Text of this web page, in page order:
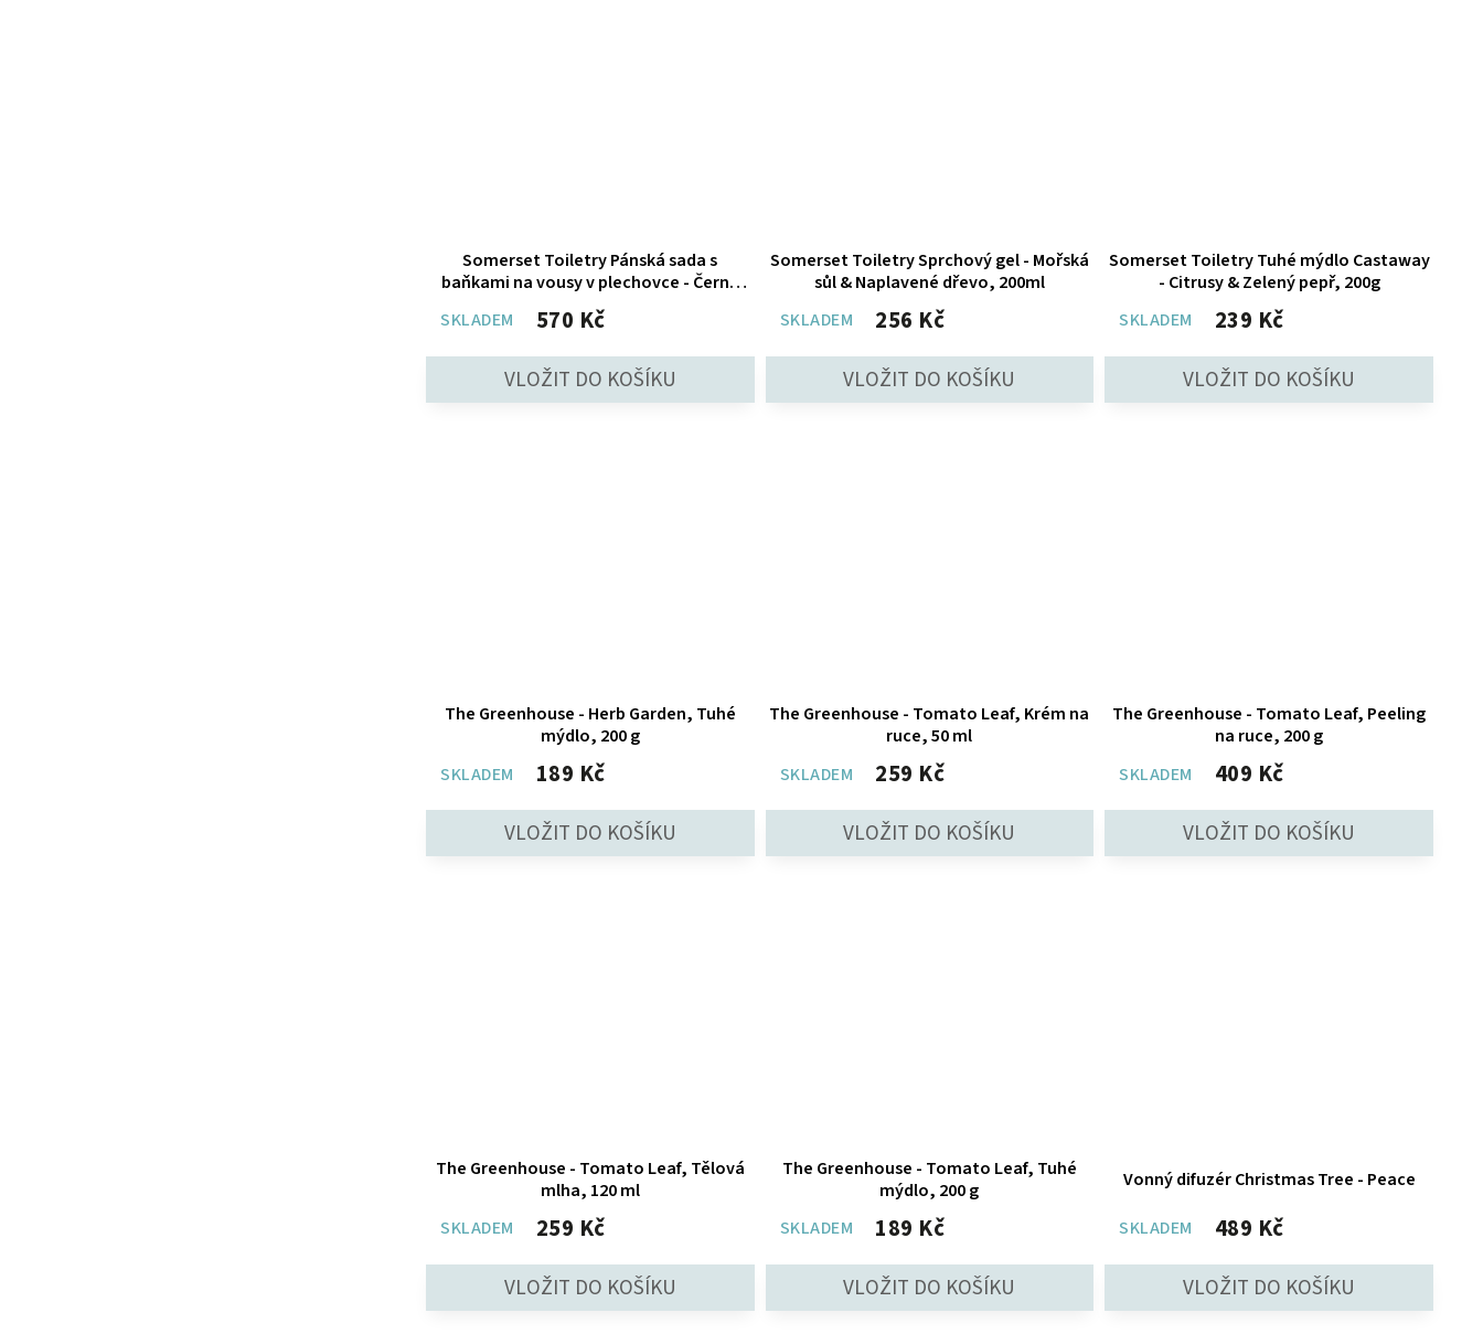
Somerset Toiletry Pánská sada s
baňkami na vousy v plechovce - Černý
pepř & Zázvor, 4ks
SKLADEM 570 Kč
Somerset Toiletry Sprchový gel - Mořská
sůl & Naplavené dřevo, 200ml
SKLADEM
256 Kč
Somerset Toiletry Tuhé mýdlo Castaway
- Citrusy & Zelený pepř, 200g
SKLADEM
239 Kč
The Greenhouse - Herb Garden, Tuhé
mýdlo, 200 g
SKLADEM
189 Kč
The Greenhouse - Tomato Leaf, Krém na
ruce, 50 ml
SKLADEM
259 Kč
The Greenhouse - Tomato Leaf, Peeling
na ruce, 200 g
SKLADEM
409 Kč
The Greenhouse - Tomato Leaf, Tělová
mlha, 120 ml
SKLADEM
259 Kč
The Greenhouse - Tomato Leaf, Tuhé
mýdlo, 200 g
SKLADEM
189 Kč
Vonný difuzér Christmas Tree - Peace
SKLADEM 489 Kč